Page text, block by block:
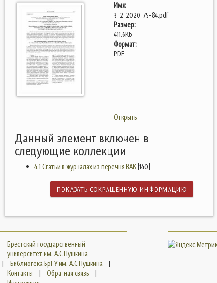
Имя:
3_2_2020_75-84.pdf
Размер:
411.6Kb
Формат:
PDF
Открыть
Данный элемент включен в
следующие коллекции
4.1 Статьи в журналах из перечня ВАК [140]
ПОКАЗАТЬ СОКРАЩЕННУЮ ИНФОРМАЦИЮ
Брестский государственный
университет им. А.С.Пушкина
|
Библиотека БрГУ им. А.С.Пушкина
|
Контакты
| Обратная связь
|